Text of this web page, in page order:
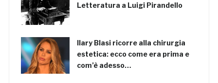
Letteratura a Luigi Pirandello
Ilary Blasi ricorre alla chirurgia
estetica: ecco come era prima e
com’è adesso…